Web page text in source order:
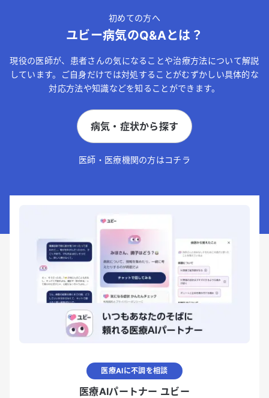
初めての方へ
ユビー病気のQ&Aとは？
現役の医師が、患者さんの気になることや治療方法について解説
しています。ご自身だけでは対処することがむずかしい具体的な
対応方法や知識などを知ることができます。
病気・症状から探す
医師・医療機関の方はコチラ
医療AIに不調を相談
医療AIパートナー ユビー